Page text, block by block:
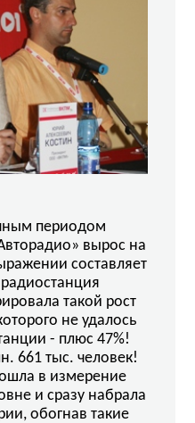
периодом
вырос на
составляет
такой рост
не удалось
- плюс 47%!
661 тыс. человек!
в измерение
и сразу набрала
обогнав такие